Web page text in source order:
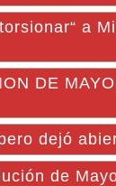
a
DE
dejó
de